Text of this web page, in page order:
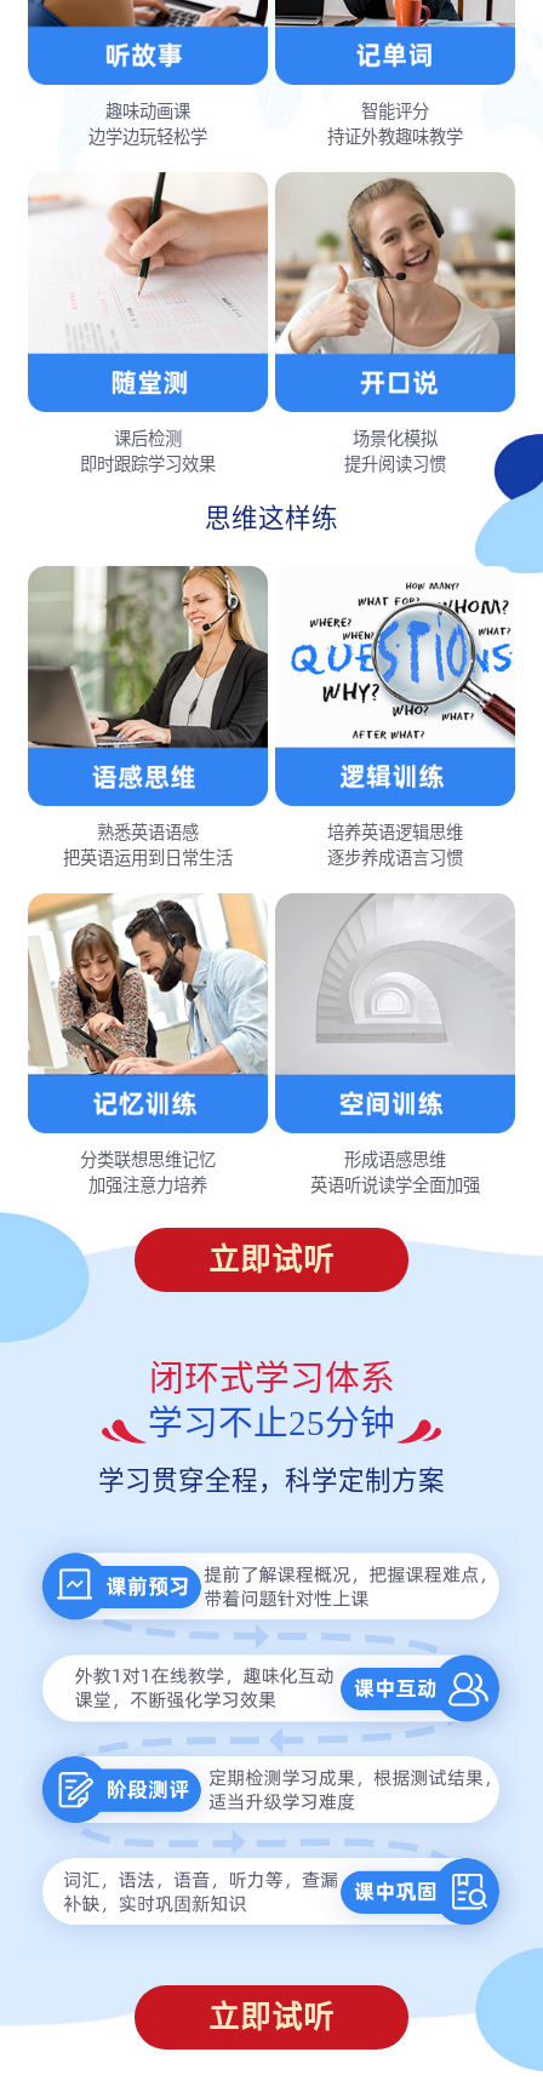
趣味动画课
边学边玩轻松学
智能评分
持证外教趣味教学
课后检测
即时跟踪学习效果
场景化模拟
提升阅读习惯
思维这样练
熟悉英语语感
把英语运用到日常生活
培养英语逻辑思维
逐步养成语言习惯
分类联想思维记忆
加强注意力培养
形成语感思维
英语听说读学全面加强
立即试听
闭环式学习体系
学习不止25分钟
学习贯穿全程，科学定制方案
立即试听